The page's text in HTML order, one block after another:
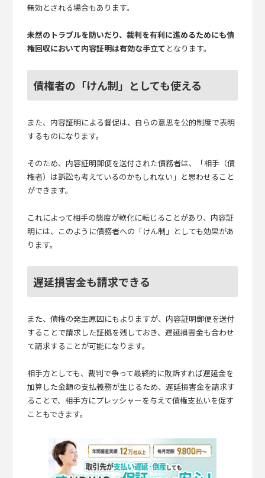
無効とされる場合もあります。
未然のトラブルを防いだり、裁判を有利に進めるためにも債
権回収において内容証明は有効な手立て となります。
債権者の「けん制」としても使える
また、内容証明による督促は、自らの意思を公的制度で表明
するものになります。
そのため、内容証明郵便を送付された債務者は、「相手（債
権者）は訴訟も考えているのかもしれない」と思わせること
ができます。
これによって相手の態度が軟化に転じることがあり、内容証
明には、このように債務者への「けん制」としても効果があ
ります。
遅延損害金も請求できる
また、債権の発生原因にもよりますが、内容証明郵便を送付
することで請求した証拠を残しておき、遅延損害金も合わせ
て請求することが可能になります。
相手方としても、裁判で争って最終的に敗訴すれば遅延金を
加算した金額の支払義務が生じるため、遅延損害金を請求す
ることで、相手方にプレッシャーを与えて債権支払いを促す
こともできます。